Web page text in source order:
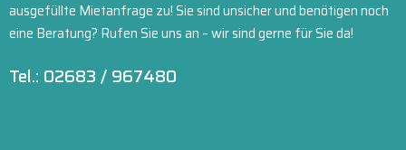
ausgefüllte Mietanfrage zu! Sie sind unsicher und benötigen noch
eine Beratung? Rufen Sie uns an – wir sind gerne für Sie da!
Tel.: 02683 / 967480